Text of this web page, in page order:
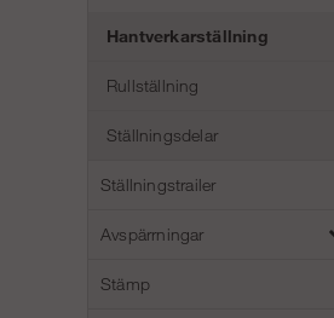
Hantverkarställning
Rullställning
Ställningsdelar
Ställningstrailer
Avspärrningar
Stämp